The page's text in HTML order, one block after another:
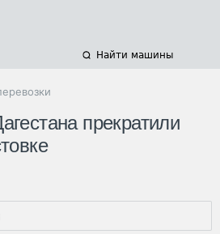
Найти машины
прекратили